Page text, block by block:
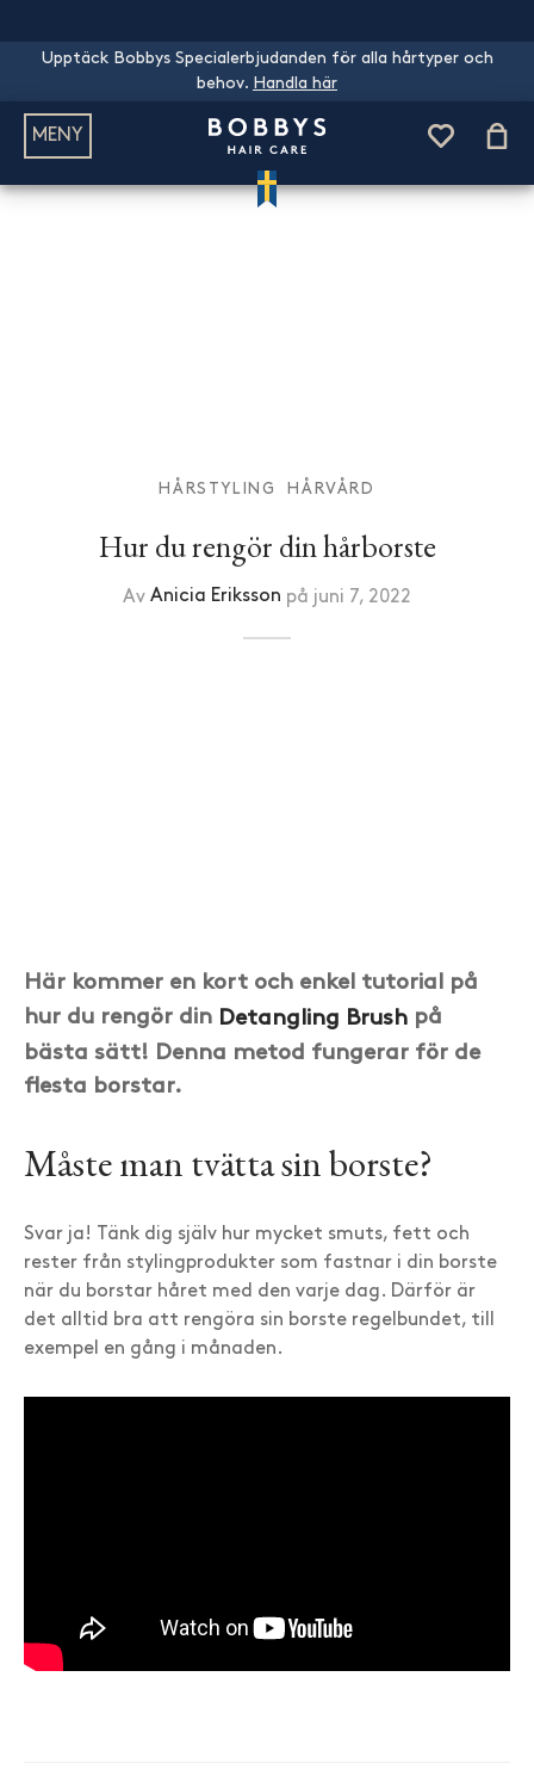
Upptäck Bobbys Specialerbjudanden för alla hårtyper och
behov. Handla här
MENY
HÅRSTYLING HÅRVÅRD
Hur du rengör din hårborste
Av Anicia Eriksson på juni 7, 2022
Här kommer en kort och enkel tutorial på
hur du rengör din Detangling Brush på
bästa sätt! Denna metod fungerar för de
flesta borstar.
Måste man tvätta sin borste?
Svar ja! Tänk dig själv hur mycket smuts, fett och
rester från stylingprodukter som fastnar i din borste
när du borstar håret med den varje dag. Därför är
det alltid bra att rengöra sin borste regelbundet, till
exempel en gång i månaden.